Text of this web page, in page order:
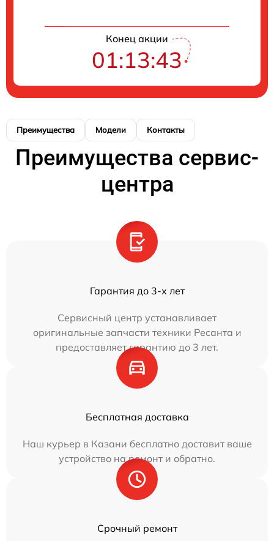
Конец акции
01:13:43
Преимущества Модели Контакты
Преимущества сервис-
центра
Гарантия до 3-х лет
Сервисный центр устанавливает
оригинальные запчасти техники Ресанта и
предоставляет гарантию до 3 лет.
Бесплатная доставка
Наш курьер в Казани бесплатно доставит ваше
устройство на ремонт и обратно.
Срочный ремонт